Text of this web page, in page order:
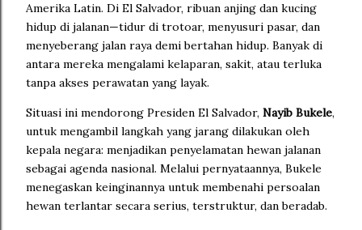
Amerika Latin. Di El Salvador, ribuan anjing dan kucing
hidup di jalanan—tidur di trotoar, menyusuri pasar, dan
menyeberang jalan raya demi bertahan hidup. Banyak di
antara mereka mengalami kelaparan, sakit, atau terluka
tanpa akses perawatan yang layak.
Situasi ini mendorong Presiden El Salvador, Nayib Bukele,
untuk mengambil langkah yang jarang dilakukan oleh
kepala negara: menjadikan penyelamatan hewan jalanan
sebagai agenda nasional. Melalui pernyataannya, Bukele
menegaskan keinginannya untuk membenahi persoalan
hewan terlantar secara serius, terstruktur, dan beradab.